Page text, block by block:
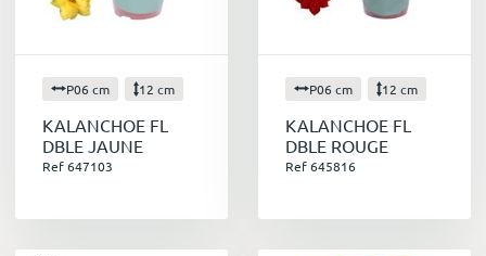
P06 cm 12 cm
KALANCHOE FL
DBLE JAUNE
Ref 647103
P06 cm 12 cm
KALANCHOE FL
DBLE ROUGE
Ref 645816